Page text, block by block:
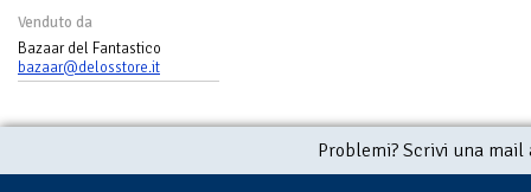
Venduto da
Bazaar del Fantastico
bazaar@delosstore.it
Problemi? Scrivi una